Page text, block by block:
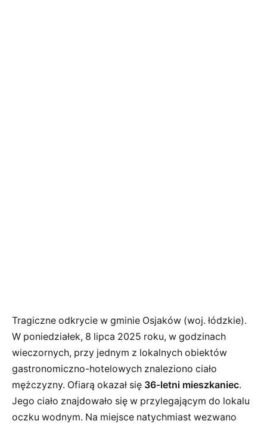
Tragiczne odkrycie w gminie Osjaków (woj. łódzkie).
W poniedziałek, 8 lipca 2025 roku, w godzinach
wieczornych, przy jednym z lokalnych obiektów
gastronomiczno-hotelowych znaleziono ciało
mężczyzny. Ofiarą okazał się 36-letni mieszkaniec.
Jego ciało znajdowało się w przylegającym do lokalu
oczku wodnym. Na miejsce natychmiast wezwano